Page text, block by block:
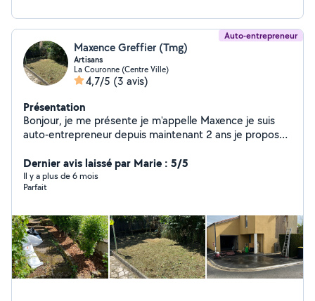
Auto-entrepreneur
Maxence Greffier (Tmg)
Artisans
La Couronne (Centre Ville)
4,7/5 (3 avis)
Présentation
Bonjour, je me présente je m'appelle Maxence je suis
auto-entrepreneur depuis maintenant 2 ans je propose
rénovation de bâtiment ou l'entretien.
Dernier avis laissé par Marie : 5/5
Il y a plus de 6 mois
Parfait